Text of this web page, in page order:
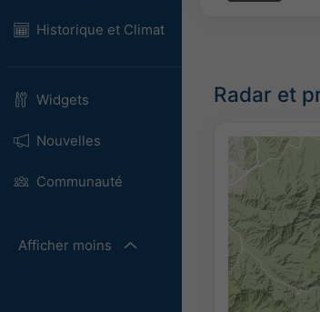
Historique et Climat
Widgets
Nouvelles
Communauté
Afficher moins
Radar et